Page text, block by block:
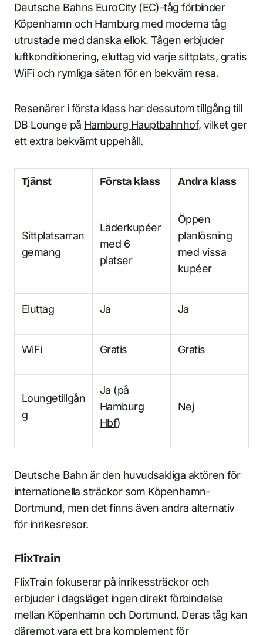
Deutsche Bahns EuroCity (EC)-tåg förbinder
Köpenhamn och Hamburg med moderna tåg
utrustade med danska ellok. Tågen erbjuder
luftkonditionering, eluttag vid varje sittplats, gratis
WiFi och rymliga säten för en bekväm resa.
Resenärer i första klass har dessutom tillgång till
DB Lounge på Hamburg Hauptbahnhof, vilket ger
ett extra bekvämt uppehåll.
Tjänst Första klass Andra klass
Sittplatsarran
gemang
Läder­kupéer
med 6
platser
Öppen
planlösning
med vissa
kupéer
Eluttag Ja Ja
WiFi Gratis Gratis
Loungetillgån
g
Ja (på
Hamburg
Hbf)
Nej
Deutsche Bahn är den huvudsakliga aktören för
internationella sträckor som Köpenhamn-
Dortmund, men det finns även andra alternativ
för inrikesresor.
FlixTrain
FlixTrain fokuserar på inrikessträckor och
erbjuder i dagsläget ingen direkt förbindelse
mellan Köpenhamn och Dortmund. Deras tåg kan
däremot vara ett bra komplement för